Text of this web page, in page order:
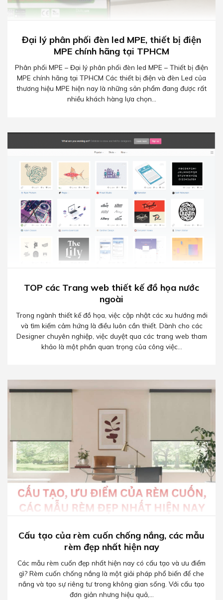
Đại lý phân phối đèn led MPE, thiết bị điện
MPE chính hãng tại TPHCM
Phân phối MPE – Đại lý phân phối đèn led MPE – Thiết bị điện
MPE chính hãng tại TPHCM Các thiết bị điện và đèn Led của
thương hiệu MPE hiện nay là những sản phẩm đang được rất
nhiều khách hàng lựa chọn...
TOP các Trang web thiết kế đồ họa nước
ngoài
Trong ngành thiết kế đồ họa, việc cập nhật các xu hướng mới
và tìm kiếm cảm hứng là điều luôn cần thiết. Dành cho các
Designer chuyên nghiệp, việc duyệt qua các trang web tham
khảo là một phần quan trọng của công việc...
Cấu tạo của rèm cuốn chống nắng, các mẫu
rèm đẹp nhất hiện nay
Các mẫu rèm cuốn đẹp nhất hiện nay có cấu tạo và ưu điểm
gì? Rèm cuốn chống nắng là một giải pháp phổ biến để che
nắng và tạo sự riêng tư trong không gian sống. Với cấu tạo
đơn giản nhưng hiệu quả,...